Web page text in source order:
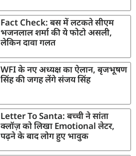
Fact Check: बस में लटकते सीएम
भजनलाल शर्मा की ये फोटो असली,
लेकिन दावा गलत
WFI के नए अध्यक्ष का ऐलान, बृजभूषण
सिंह की जगह लेंगे संजय सिंह
Letter To Santa: बच्ची ने सांता
क्लॉज़ को लिखा Emotional लेटर,
पढ़ने के बाद लोग हुए भावुक